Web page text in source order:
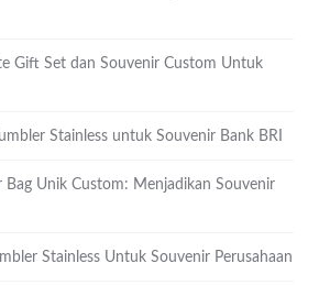
Gift Set dan Souvenir Custom Untuk
Stainless untuk Souvenir Bank BRI
Bag Unik Custom: Menjadikan Souvenir
Stainless Untuk Souvenir Perusahaan